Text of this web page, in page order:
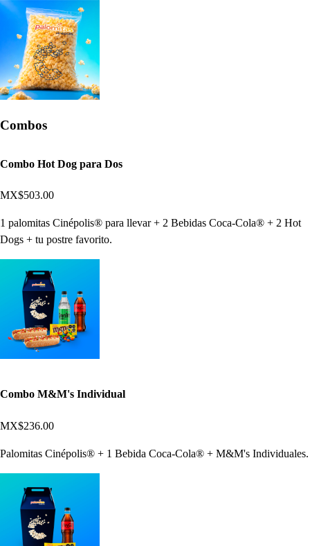
Combos
Combo Hot Dog para Dos
MX$503.00
1 palomitas Cinépolis® para llevar + 2 Bebidas Coca-Cola® + 2 Hot
Dogs + tu postre favorito.
Combo M&M's Individual
MX$236.00
Palomitas Cinépolis® + 1 Bebida Coca-Cola® + M&M's Individuales.